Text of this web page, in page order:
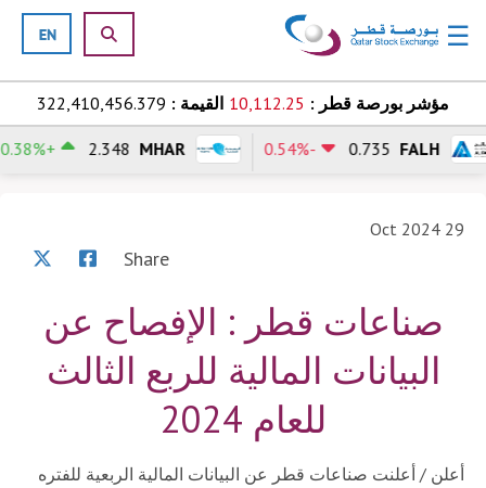
Skip to content
H
e
☰
مؤشر بورصة قطر : 10,112.25 القيمة : 322,410,456.379
FALH
0.735
-0.54%
MHAR
2.348
+0.38%
29 Oct 2024
Share
صناعات قطر : الإفصاح عن
البيانات المالية للربع الثالث
للعام 2024
أعلن / أعلنت صناعات قطر عن البيانات المالية الربعية للفتره